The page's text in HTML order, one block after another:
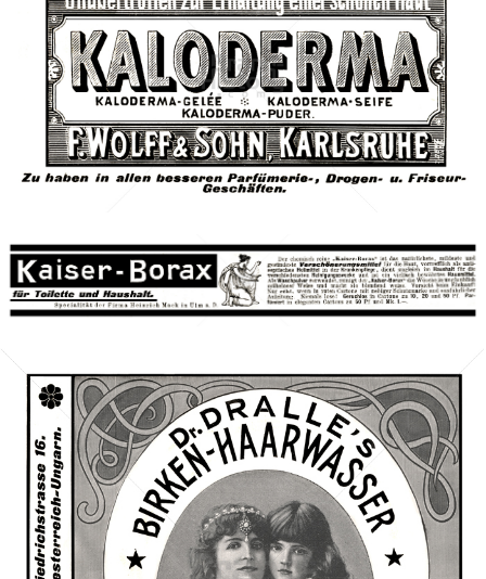
KALODERMA - F. WOLFF & SOHN, KARLSRUHE
Berlin Cosmetics GmbH & Co. KG
1902
KAISER-BORAX (Heinrich Mack, Ulm, gegründet 1849. Von
Pfizer 1971 übernommen).
Pfizer Consumer Healthcare GmbH
1902
Bild-ID: 617